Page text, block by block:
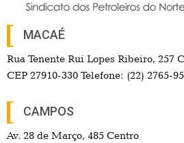
MACAÉ
Rua Tenente Rui Lopes Ribeiro, 257
CEP 27910-330 Telefone: (22) 2765-
CAMPOS
Av. 28 de Março, 485 Centro